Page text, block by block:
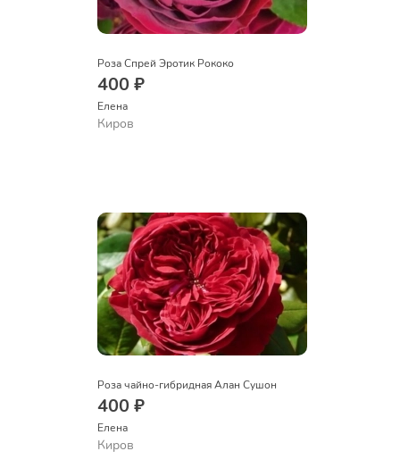
Роза Спрей Эротик Рококо
400 ₽
Елена
Киров
Роза чайно-гибридная Алан Сушон
400 ₽
Елена
Киров